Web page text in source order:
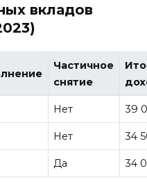
вкладов
Частичное
снятие
Нет 39
Нет 34
Да 34